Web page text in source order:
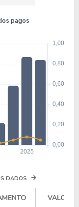
pagos
DADOS
VALOR